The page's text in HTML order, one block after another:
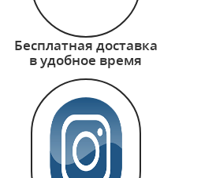
Бесплатная доставка
в удобное время